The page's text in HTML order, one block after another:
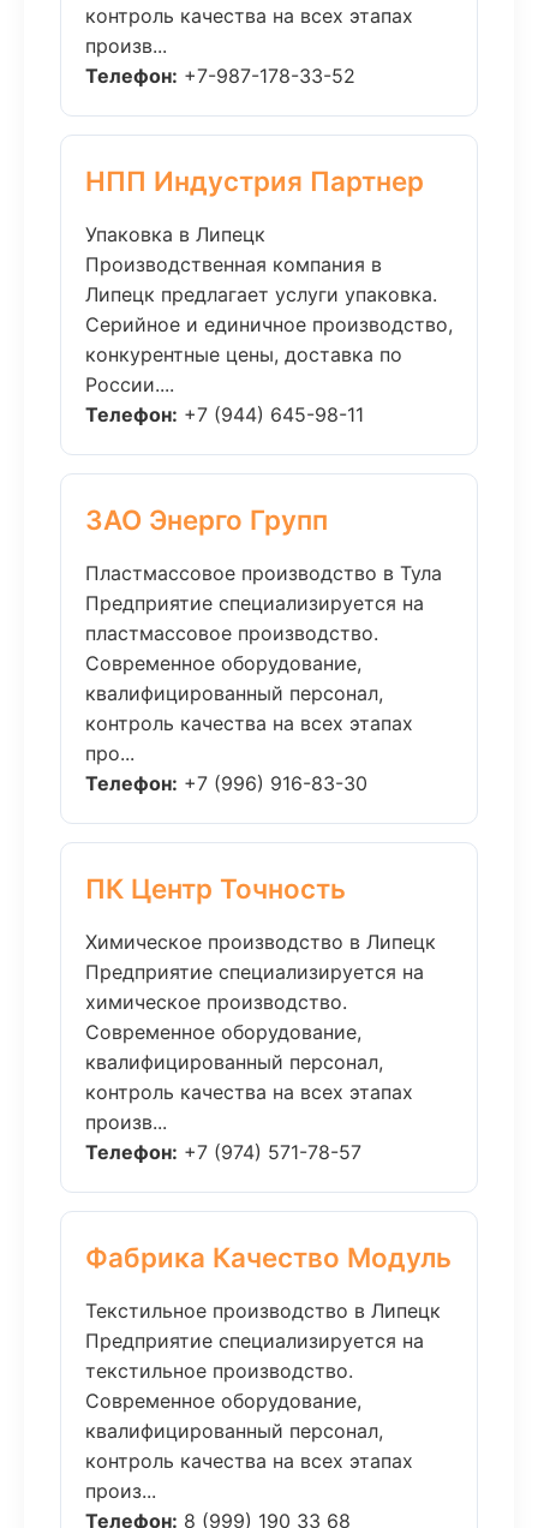
контроль качества на всех этапах
произв...
Телефон: +7-987-178-33-52
НПП Индустрия Партнер
Упаковка в Липецк
Производственная компания в
Липецк предлагает услуги упаковка.
Серийное и единичное производство,
конкурентные цены, доставка по
России....
Телефон: +7 (944) 645-98-11
ЗАО Энерго Групп
Пластмассовое производство в Тула
Предприятие специализируется на
пластмассовое производство.
Современное оборудование,
квалифицированный персонал,
контроль качества на всех этапах
про...
Телефон: +7 (996) 916-83-30
ПК Центр Точность
Химическое производство в Липецк
Предприятие специализируется на
химическое производство.
Современное оборудование,
квалифицированный персонал,
контроль качества на всех этапах
произв...
Телефон: +7 (974) 571-78-57
Фабрика Качество Модуль
Текстильное производство в Липецк
Предприятие специализируется на
текстильное производство.
Современное оборудование,
квалифицированный персонал,
контроль качества на всех этапах
произ...
Телефон: 8 (999) 190 33 68